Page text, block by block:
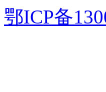
鄂ICP备